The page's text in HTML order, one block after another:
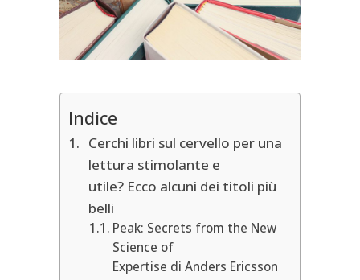
Indice
Cerchi libri sul cervello per una
lettura stimolante e
utile? Ecco alcuni dei titoli più
belli
Peak: Secrets from the New
Science of
Expertise di Anders Ericsson